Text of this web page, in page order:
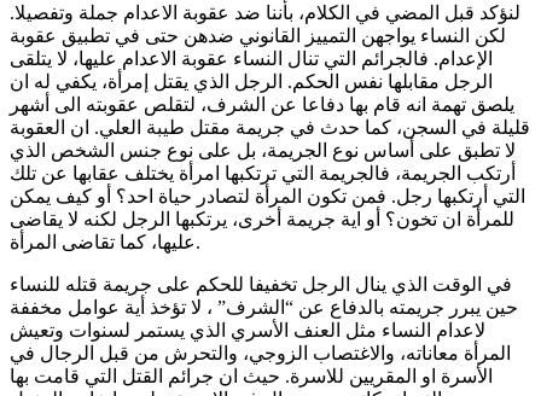
لنؤكد قبل المضي في الكلام، بأننا ضد عقوبة الاعدام جملة وتفصيلا.
لكن النساء يواجهن التمييز القانوني ضدهن حتى في تطبيق عقوبة
الإعدام. فالجرائم التي تنال النساء عقوبة الاعدام عليها، لا يتلقى
الرجل مقابلها نفس الحكم. الرجل الذي يقتل إمرأة، يكفي له ان
يلصق تهمة انه قام بها دفاعا عن الشرف، لتقلص عقوبته الى أشهر
قليلة في السجن، كما حدث في جريمة مقتل طيبة العلي. ان العقوبة
لا تطبق على أساس نوع الجريمة، بل على نوع جنس الشخص الذي
أرتكب الجريمة، فالجريمة التي ترتكبها امرأة يختلف عقابها عن تلك
التي أرتكبها رجل. فمن تكون المرأة لتصادر حياة احد؟ أو كيف يمكن
للمرأة ان تخون؟ أو اية جريمة أخرى، يرتكبها الرجل لكنه لا يقاضى
عليها، كما تقاضى المرأة.
في الوقت الذي ينال الرجل تخفيفا للحكم على جريمة قتله للنساء
حين يبرر جريمته بالدفاع عن “الشرف” ، لا تؤخذ أية عوامل مخففة
لاعدام النساء مثل العنف الأسري الذي يستمر لسنوات وتعيش
المرأة معاناته، والاغتصاب الزوجي، والتحرش من قبل الرجال في
الأسرة او المقريين للاسرة. حيث ان جرائم القتل التي قامت بها